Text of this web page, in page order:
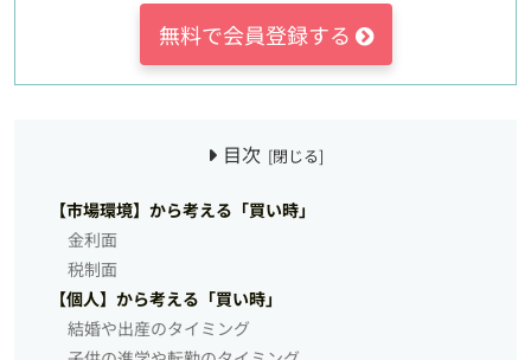
無料で会員登録する
目次
【市場環境】から考える「買い時」
金利面
税制面
【個人】から考える「買い時」
結婚や出産のタイミング